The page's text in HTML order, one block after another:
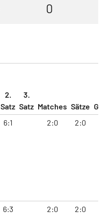
0
2.
Satz
3.
Satz Matches Sätze
6:1 2:0 2:0
6:3 2:0 2:0